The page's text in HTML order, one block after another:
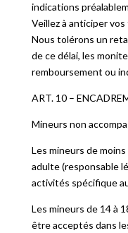
indications
Veillez à anticiper
Nous tolérons un
de ce délai, les
remboursement ou
ART. 10 –
Mineurs non
Les mineurs de
adulte (responsable
activités spécifique
Les mineurs de 14 à
être acceptés dans